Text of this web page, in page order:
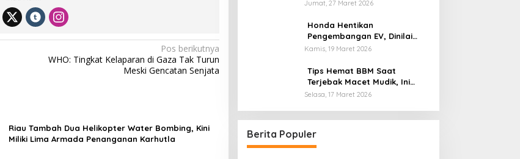
Pos berikutnya
WHO: Tingkat Kelaparan di Gaza Tak Turun
Meski Gencatan Senjata
Riau Tambah Dua Helikopter Water Bombing, Kini
Miliki Lima Armada Penanganan Karhutla
Jumat, 27 Maret 2026
Honda Hentikan
Pengembangan EV, Dinilai
Kian Tertinggal di Industri
Kamis, 19 Maret 2026
Tips Hemat BBM Saat
Terjebak Macet Mudik, Ini
Saran Pakar ITB
Selasa, 17 Maret 2026
Berita Populer